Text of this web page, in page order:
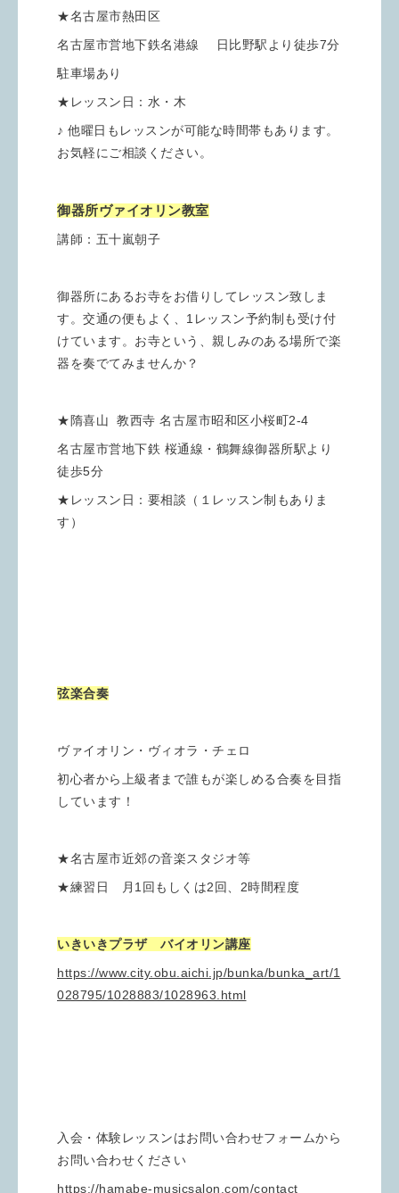
★名古屋市熱田区
名古屋市営地下鉄名港線 日比野駅より徒歩7分
駐車場あり
★レッスン日：水・木
♪ 他曜日もレッスンが可能な時間帯もあります。
お気軽にご相談ください。
御器所ヴァイオリン教室
講師：五十嵐朝子
御器所にあるお寺をお借りしてレッスン致しま
す。交通の便もよく、1レッスン予約制も受け付
けています。お寺という、親しみのある場所で楽
器を奏でてみませんか？
★隋喜山 教西寺 名古屋市昭和区小桜町2-4
名古屋市営地下鉄 桜通線・鶴舞線御器所駅より
徒歩5分
★レッスン日：要相談（１レッスン制もありま
す）
弦楽合奏
ヴァイオリン・ヴィオラ・チェロ
初心者から上級者まで誰もが楽しめる合奏を目指
しています！
★名古屋市近郊の音楽スタジオ等
★練習日 月1回もしくは2回、2時間程度
いきいきプラザ バイオリン講座
https://www.city.obu.aichi.jp/bunka/bunka_art/1
028795/1028883/1028963.html
入会・体験レッスンはお問い合わせフォームから
お問い合わせください
https://hamabe-musicsalon.com/contact